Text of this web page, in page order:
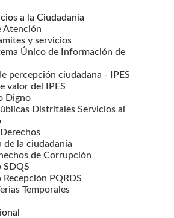
a la Ciudadanía
Atención
y servicios
Único de Información de
percepción ciudadana - IPES
valor del IPES
Digno
Distritales Servicios al
de la ciudadanía
de Corrupción
SDQS
Recepción PQRDS
Temporales